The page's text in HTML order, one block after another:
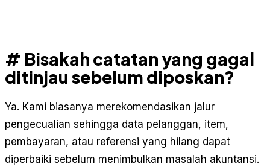
# Bisakah catatan yang gagal
ditinjau sebelum diposkan?
Ya. Kami biasanya merekomendasikan jalur
pengecualian sehingga data pelanggan, item,
pembayaran, atau referensi yang hilang dapat
diperbaiki sebelum menimbulkan masalah akuntansi.